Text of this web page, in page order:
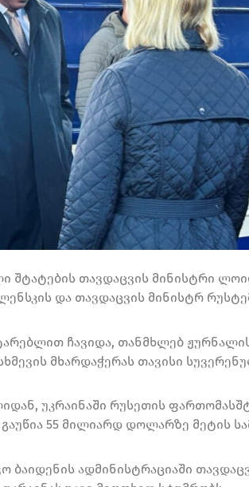
შტატების თავდაცვის მინისტრი
და თავდაცვის მინისტრ
ჩავიდა, თანმხლებ
მხარდაჭერას თავისი
უკრაინაში რუსეთის
55 მილიარდ დოლარზე მეტის
ადმინისტრაციაში